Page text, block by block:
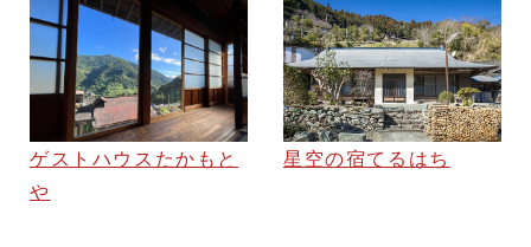
ゲストハウスたかもと
や
星空の宿てるはち